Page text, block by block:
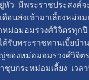
มีพระราชประสงค์
อนส่งเข้ามาเลี้ยงหม่
หม่อมอมรวงศ์วิจิตรทุ
รับพระราชทานเบี้ย
องหม่อมอมรวงศ์วิจิต
บกระหม่อมเลี้ยง เว